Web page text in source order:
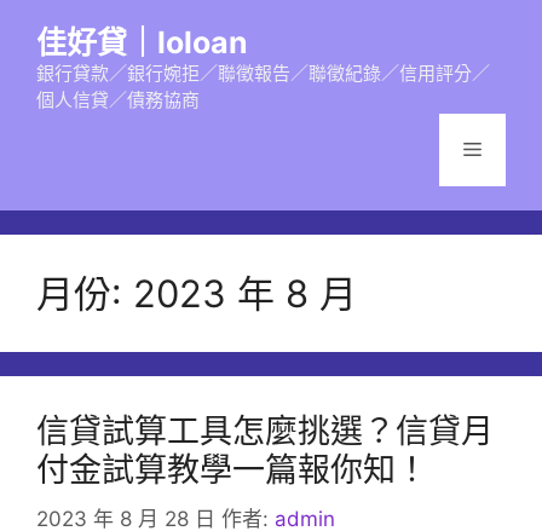
佳好貸｜loloan
銀行貸款／銀行婉拒／聯徵報告／聯徵紀錄／信用評分／
個人信貸／債務協商
選
月份: 2023 年 8 月
信貸試算工具怎麼挑選？信貸月
付金試算教學一篇報你知！
2023 年 8 月 28 日 作者: admin